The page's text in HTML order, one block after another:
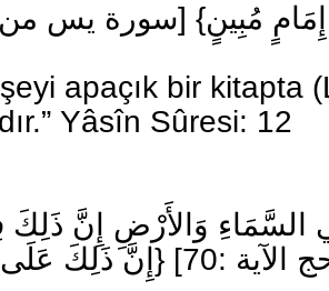
مُبِينٍ} [سورة يس من
apaçık bir kitapta
Yâsîn Sûresi: 12